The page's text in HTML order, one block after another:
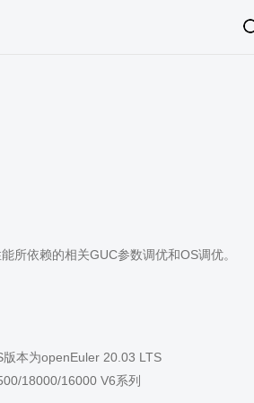
所依赖的相关GUC参数调优和OS调优。
本为openEuler 20.03 LTS
18000/16000 V6系列